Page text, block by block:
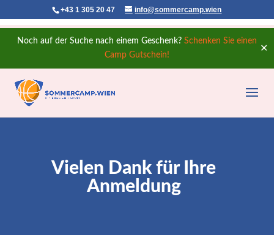
+43 1 305 20 47 info@sommercamp.wien
Noch auf der Suche nach einem Geschenk? Schenken Sie einen
Camp Gutschein!
✕
Vielen Dank für Ihre
Anmeldung